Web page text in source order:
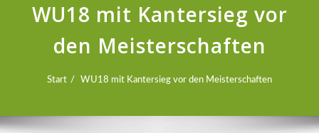
WU18 mit Kantersieg vor
den Meisterschaften
Start WU18 mit Kantersieg vor den Meisterschaften